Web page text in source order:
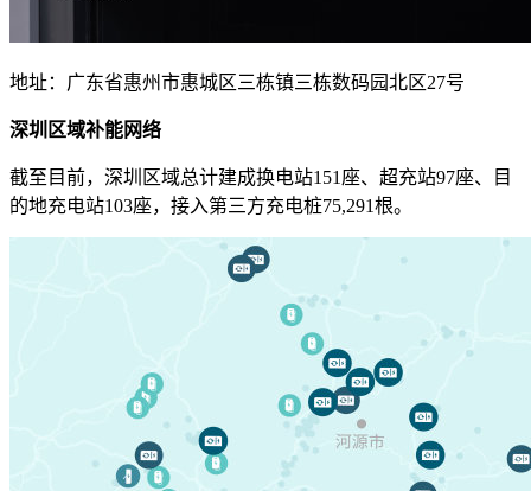
地址：广东省惠州市惠城区三栋镇三栋数码园北区27号
深圳区域补能网络
截至目前，深圳区域总计建成换电站151座、超充站97座、目
的地充电站103座，接入第三方充电桩75,291根。